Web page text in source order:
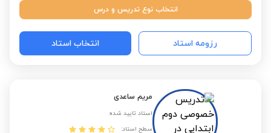
انتخاب نوع تدریس و درس
رزومه استاد انتخاب استاد
مریم ساعدی
استاد تایید شده
سطح استاد: